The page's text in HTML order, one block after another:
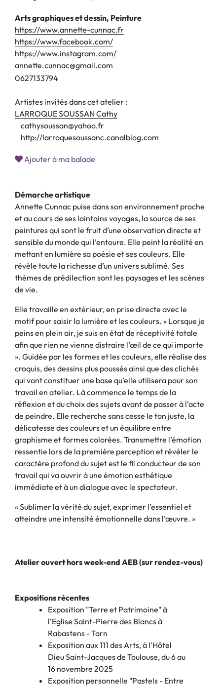
Arts graphiques et dessin, Peinture
https://www.annette-cunnac.fr
https://www.facebook.com/
https://www.instagram.com/
annette.cunnac@gmail.com
0627133794
Artistes invités dans cet atelier :
LARROQUE SOUSSAN Cathy
cathysoussan@yahoo.fr
http://larroquesoussanc.canalblog.com
Ajouter à ma balade
Démarche artistique
Annette Cunnac puise dans son environnement proche
et au cours de ses lointains voyages, la source de ses
peintures qui sont le fruit d’une observation directe et
sensible du monde qui l’entoure. Elle peint la réalité en
mettant en lumière sa poésie et ses couleurs. Elle
révèle toute la richesse d’un univers sublimé. Ses
thèmes de prédilection sont les paysages et les scènes
de vie.
Elle travaille en extérieur, en prise directe avec le
motif pour saisir la lumière et les couleurs. « Lorsque je
peins en plein air, je suis en état de réceptivité totale
afin que rien ne vienne distraire l’œil de ce qui importe
». Guidée par les formes et les couleurs, elle réalise des
croquis, des dessins plus poussés ainsi que des clichés
qui vont constituer une base qu’elle utilisera pour son
travail en atelier. Là commence le temps de la
réflexion et du choix des sujets avant de passer à l’acte
de peindre. Elle recherche sans cesse le ton juste, la
délicatesse des couleurs et un équilibre entre
graphisme et formes colorées. Transmettre l’émotion
ressentie lors de la première perception et révéler le
caractère profond du sujet est le fil conducteur de son
travail qui va ouvrir à une émotion esthétique
immédiate et à un dialogue avec le spectateur.
« Sublimer la vérité du sujet, exprimer l’essentiel et
atteindre une intensité émotionnelle dans l’œuvre. »
Atelier ouvert hors week-end AEB (sur rendez-vous)
Expositions récentes
Exposition "Terre et Patrimoine" à
l'Eglise Saint-Pierre des Blancs à
Rabastens - Tarn
Exposition aux 111 des Arts, à l'Hôtel
Dieu Saint-Jacques de Toulouse, du 6 au
16 novembre 2025
Exposition personnelle "Pastels - Entre